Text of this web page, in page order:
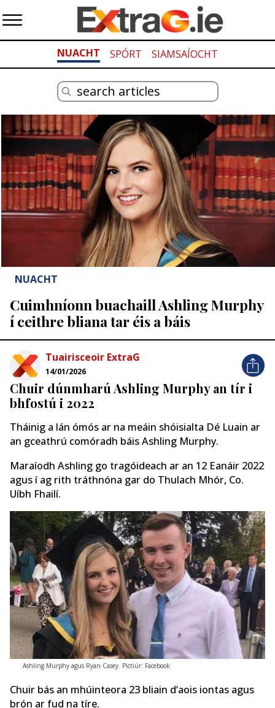
NUACHT SPÓRT SIAMSAÍOCHT
NUACHT
Cuimhníonn buachaill Ashling Murphy
í ceithre bliana tar éis a báis
Tuairisceoir ExtraG
14/01/2026
Chuir dúnmharú Ashling Murphy an tír i
bhfostú i 2022
Tháinig a lán ómós ar na meáin shóisialta Dé Luain ar
an gceathrú comóradh báis Ashling Murphy.
Maraíodh Ashling go tragóideach ar an 12 Eanáir 2022
agus í ag rith tráthnóna gar do Thulach Mhór, Co.
Uíbh Fhailí.
Ashling Murphy agus Ryan Casey. Pictiúr: Facebook
Chuir bás an mhúinteora 23 bliain d’aois iontas agus
brón ar fud na tíre.